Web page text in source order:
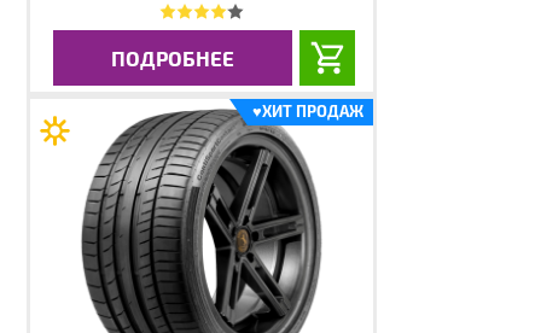
ПОДРОБНЕЕ
♥ХИТ ПРОДАЖ